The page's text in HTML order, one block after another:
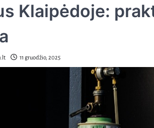
Klaipėdoje:
11 gruodžio, 2025